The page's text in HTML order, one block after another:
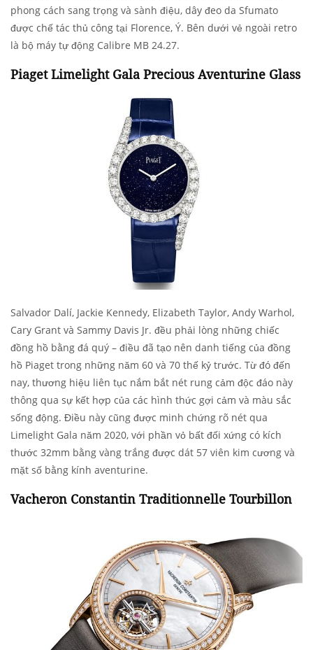
phong cách sang trọng và sành điệu, dây đeo da Sfumato
được chế tác thủ công tại Florence, Ý. Bên dưới vẻ ngoài retro
là bộ máy tự động Calibre MB 24.27.
Piaget Limelight Gala Precious Aventurine Glass
Salvador Dalí, Jackie Kennedy, Elizabeth Taylor, Andy Warhol,
Cary Grant và Sammy Davis Jr. đều phải lòng những chiếc
đồng hồ bằng đá quý – điều đã tạo nên danh tiếng của đồng
hồ Piaget trong những năm 60 và 70 thế kỷ trước. Từ đó đến
nay, thương hiệu liên tục nắm bắt nét rung cảm độc đáo này
thông qua sự kết hợp của các hình thức gợi cảm và màu sắc
sống động. Điều này cũng được minh chứng rõ nét qua
Limelight Gala năm 2020, với phần vỏ bất đối xứng có kích
thước 32mm bằng vàng trắng được dát 57 viên kim cương và
mặt số bằng kính aventurine.
Vacheron Constantin Traditionnelle Tourbillon